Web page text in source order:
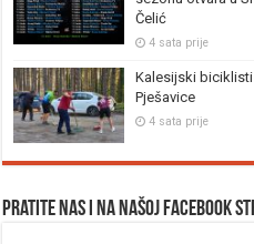
Čelić
4 sata prije
Kalesijski
Pješavice
4 sata prije
Pratite nas i na našoj facebook